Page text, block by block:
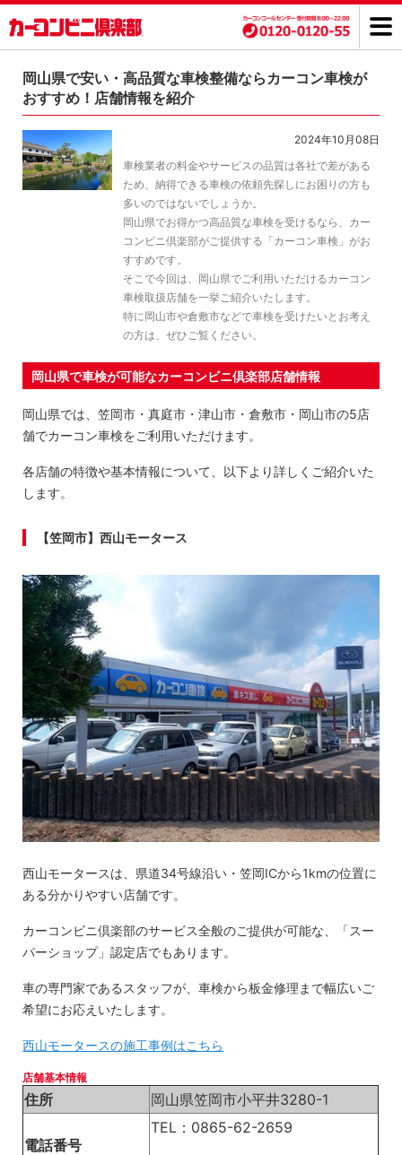
岡山県で安い・高品質な車検整備ならカーコン車検が
おすすめ！店舗情報を紹介
2024年10月08日
車検業者の料金やサービスの品質は各社で差がある
ため、納得できる車検の依頼先探しにお困りの方も
多いのではないでしょうか。
岡山県でお得かつ高品質な車検を受けるなら、カー
コンビニ倶楽部がご提供する「カーコン車検」がお
すすめです。
そこで今回は、岡山県でご利用いただけるカーコン
車検取扱店舗を一挙ご紹介いたします。
特に岡山市や倉敷市などで車検を受けたいとお考え
の方は、ぜひご覧ください。
岡山県で車検が可能なカーコンビニ倶楽部店舗情報
岡山県では、笠岡市・真庭市・津山市・倉敷市・岡山市の5店
舗でカーコン車検をご利用いただけます。
各店舗の特徴や基本情報について、以下より詳しくご紹介いた
します。
【笠岡市】西山モータース
西山モータースは、県道34号線沿い・笠岡ICから1kmの位置に
ある分かりやすい店舗です。
カーコンビニ倶楽部のサービス全般のご提供が可能な、「スー
パーショップ」認定店でもあります。
車の専門家であるスタッフが、車検から板金修理まで幅広いご
希望にお応えいたします。
西山モータースの施工事例はこちら
店舗基本情報
住所 岡山県笠岡市小平井3280-1
電話番号
TEL：0865-62-2659